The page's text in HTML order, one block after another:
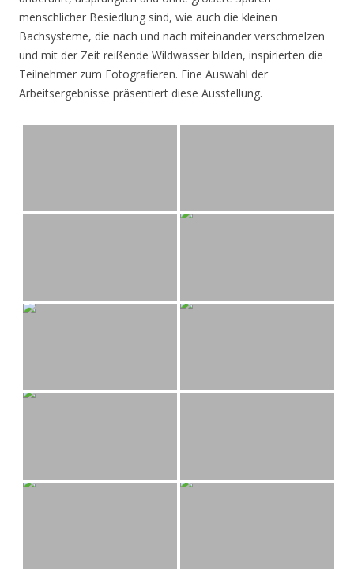
menschlicher Besiedlung sind, wie auch die kleinen
Bachsysteme, die nach und nach miteinander verschmelzen
und mit der Zeit reißende Wildwasser bilden, inspirierten die
Teilnehmer zum Fotografieren. Eine Auswahl der
Arbeitsergebnisse präsentiert diese Ausstellung.